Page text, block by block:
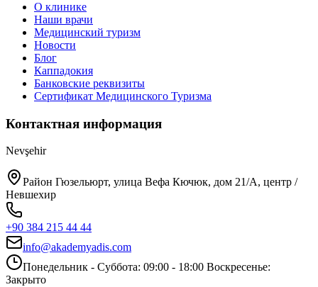
О клинике
Наши врачи
Медицинский туризм
Новости
Блог
Каппадокия
Банковские реквизиты
Сертификат Медицинского Туризма
Контактная информация
Nevşehir
Район Гюзельюрт, улица Вефа Кючюк, дом 21/A, центр /
Невшехир
+90 384 215 44 44
info@akademyadis.com
Понедельник - Суббота: 09:00 - 18:00 Воскресенье:
Закрыто